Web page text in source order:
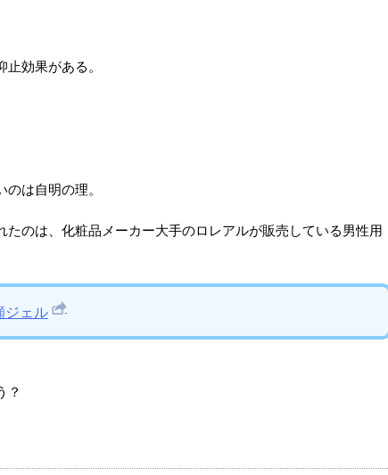
効果がある。
は自明の理。
たのは、化粧品メーカー大手のロレアルが販売している男性用
ジェル
？